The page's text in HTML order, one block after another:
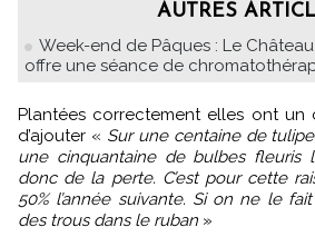
AUTRES
Week-end de Pâques : Le
offre une séance de
Plantées correctement elles ont un cycle de trois ans et
d’ajouter « Sur une centaine de
une cinquantaine de bulbes fleuris
donc de la perte. C’est pour cette
50% l’année suivante. Si on ne le
des trous dans le ruban »